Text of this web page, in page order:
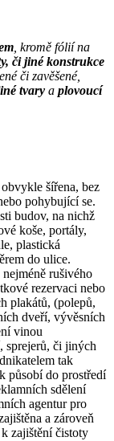
, kromě fólií na
či jiné konstrukce
či zavěšené,
tvary a plovoucí
šířena, bez
pohybující se.
budov, na nichž
koše, portály,
plastická
do ulice.
rušivého
rezervaci nebo
plakátů, (polepů,
dveří, vývěsních
vinou
sprejerů, či jiných
tak
působí do prostředí
sdělení
agentur pro
a zároveň
zajištění čistoty